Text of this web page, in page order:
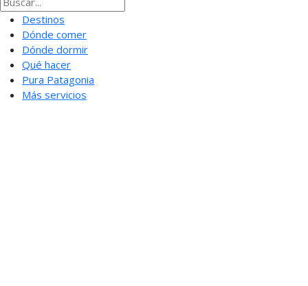
Destinos
Dónde comer
Dónde dormir
Qué hacer
Pura Patagonia
Más servicios